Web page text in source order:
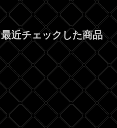
最近チェックした商品